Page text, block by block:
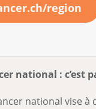
region
national : c’est
national vise